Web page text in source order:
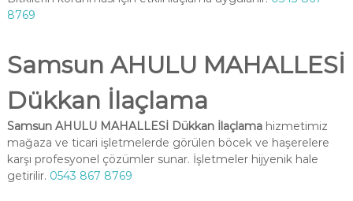
8769
Samsun AHULU MAHALLESİ
Dükkan İlaçlama
Samsun AHULU MAHALLESİ Dükkan İlaçlamahizmetimiz
mağaza ve ticari işletmelerde görülen böcek ve haşerelere
karşı profesyonel çözümler sunar. İşletmeler hijyenik hale
getirilir. 0543 867 8769